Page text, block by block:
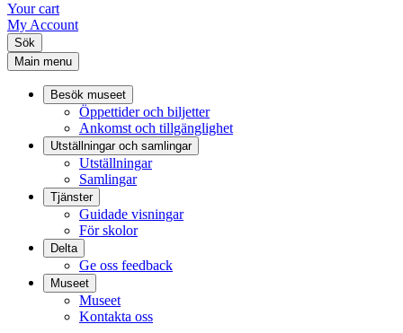
Your cart
My Account
Sök
Main menu
Besök museet
Öppettider och biljetter
Ankomst och tillgänglighet
Utställningar och samlingar
Utställningar
Samlingar
Tjänster
Guidade visningar
För skolor
Delta
Ge oss feedback
Museet
Museet
Kontakta oss